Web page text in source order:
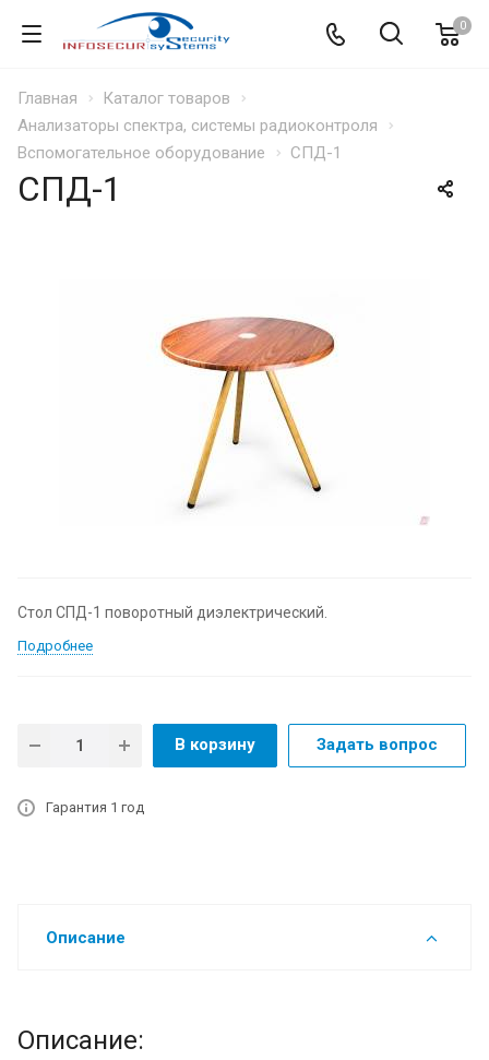
0
Главная
Каталог товаров
Анализаторы спектра, системы радиоконтроля
Вспомогательное оборудование
СПД-1
СПД-1
Стол СПД-1 поворотный диэлектрический.
Подробнее
В корзину Задать вопрос
Гарантия 1 год
Описание
Описание: